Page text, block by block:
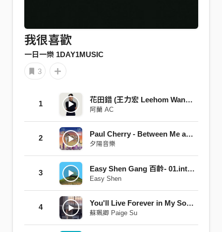
我很喜歡
一日一樂 1DAY1MUSIC
3
1 花田錯 (王力宏 Leehom Wang Cover)
阿蘭 AC
2 Paul Cherry - Between Me and Chicago
夕陽音樂
3 Easy Shen Gang 百齡- 01.intuition 直覺
Easy Shen
4 You'll Live Forever in My Songs (Voice Memo)
蘇珮卿 Paige Su